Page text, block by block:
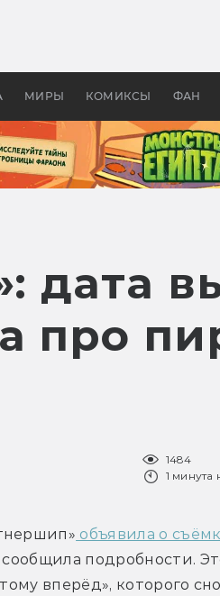
МИРЫ КОМИКСЫ ФАН
колец»
дата
1484
1 минута
объявила о
сообщила подробности.
вперёд», которого